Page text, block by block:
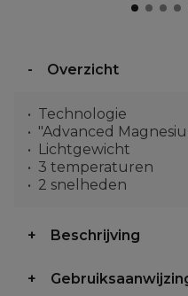
Overzicht
Technologie
"Advanced
Lichtgewicht
3 temperaturen
2 snelheden
Beschrijving